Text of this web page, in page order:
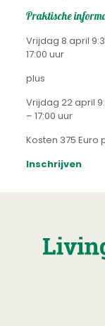
Praktische
Vrijdag 8 april
17:00 uur
plus
Vrijdag 22 april
– 17:00 uur
Kosten 375
Inschrijven